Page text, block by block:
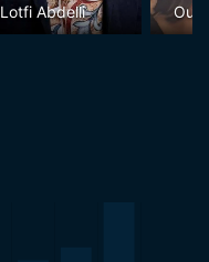
Lotfi Abdelli